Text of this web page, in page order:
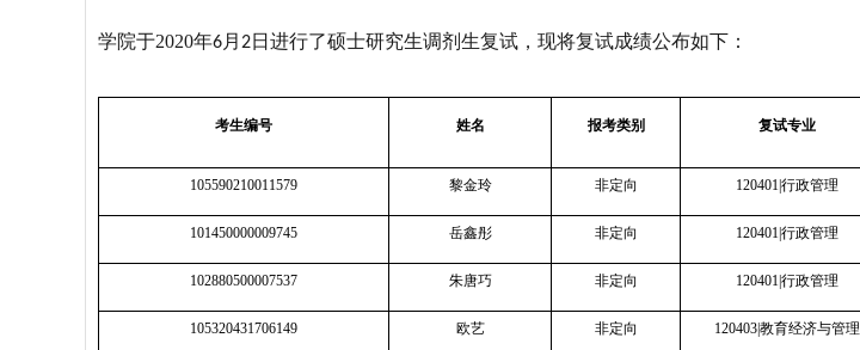
学院于2020年6月 2日进行了硕士研究生调剂生复试，现将复试成绩公布如下：
考生编号 姓名 报考类别 复试专业
105590210011579 黎金玲 非定向 120401|行政管理
101450000009745 岳鑫彤 非定向 120401|行政管理
102880500007537 朱唐巧 非定向 120401|行政管理
105320431706149 欧艺 非定向 120403|教育经济与管理